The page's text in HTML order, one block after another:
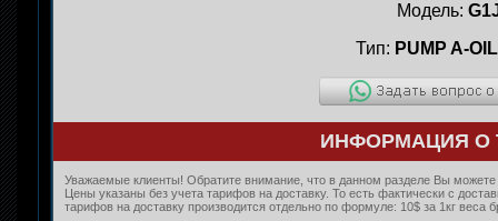
Модель:
Тип: PUMP A-
ИНФОРМАЦИЯ О
Уважаемые клиенты! Обратите внимание, что в данном разделе Вы можете
Цены указаны без учета тарифов на доставку. То есть фактически с
тарифов на доставку производится отдельно по формуле: 10$ за 1кг веса